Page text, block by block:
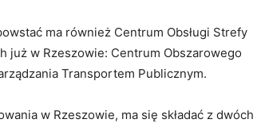
ma również Centrum Obsługi Strefy
już w Rzeszowie: Centrum Obszarowego
Transportem Publicznym.
w Rzeszowie, ma się składać z dwóch